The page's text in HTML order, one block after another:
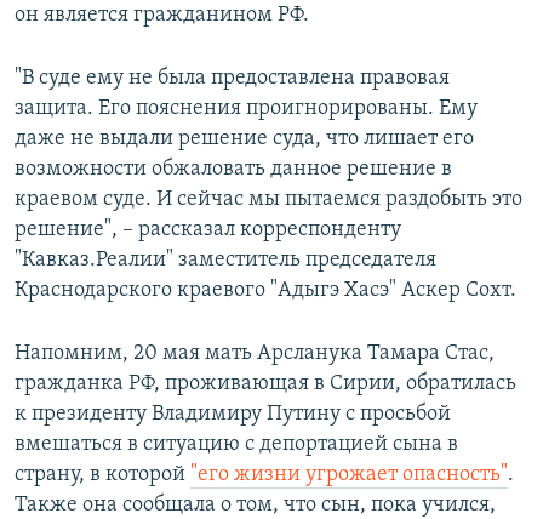
он является гражданином РФ.
"В суде ему не была предоставлена правовая
защита. Его пояснения проигнорированы. Ему
даже не выдали решение суда, что лишает его
возможности обжаловать данное решение в
краевом суде. И сейчас мы пытаемся раздобыть это
решение", – рассказал корреспонденту
"Кавказ.Реалии" заместитель председателя
Краснодарского краевого "Адыгэ Хасэ" Аскер Сохт.
Напомним, 20 мая мать Арсланука Тамара Стас,
гражданка РФ, проживающая в Сирии, обратилась
к президенту Владимиру Путину с просьбой
вмешаться в ситуацию с депортацией сына в
страну, в которой "его жизни угрожает опасность".
Также она сообщала о том, что сын, пока учился,